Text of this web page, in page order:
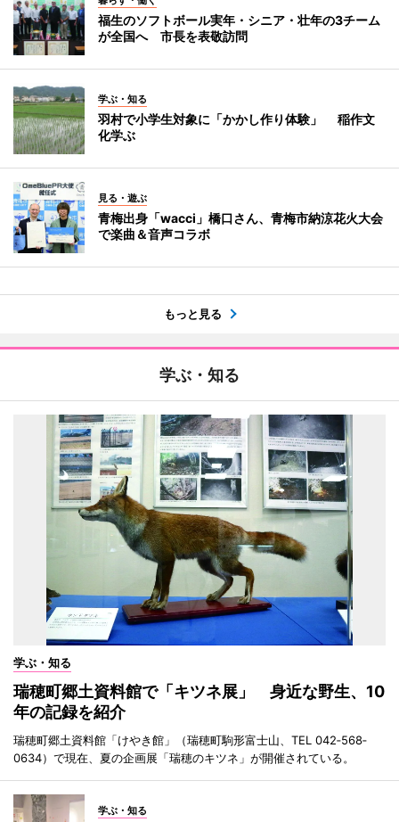
福生のソフトボール実年・シニア・壮年の3チーム
が全国へ 市長を表敬訪問
学ぶ・知る
羽村で小学生対象に「かかし作り体験」 稲作文
化学ぶ
見る・遊ぶ
青梅出身「wacci」橋口さん、青梅市納涼花火大会
で楽曲＆音声コラボ
もっと見る
学ぶ・知る
学ぶ・知る
瑞穂町郷土資料館で「キツネ展」 身近な野生、10
年の記録を紹介
瑞穂町郷土資料館「けやき館」（瑞穂町駒形富士山、TEL 042‐568‐
0634）で現在、夏の企画展「瑞穂のキツネ」が開催されている。
学ぶ・知る